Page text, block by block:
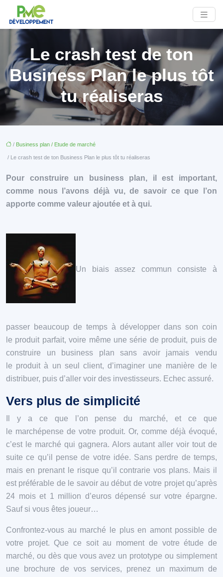
Le crash test de ton
Business Plan le plus tôt
tu réaliseras
/ Business plan / Etude de marché
/ Le crash test de ton Business Plan le plus tôt tu réaliseras
Pour construire un business plan, il est important,
comme nous l’avons déjà vu, de savoir ce que l’on
apporte comme valeur ajoutée et à qui.
Un biais assez commun consiste à
passer beaucoup de temps à développer dans son coin
le produit parfait, voire même une série de produit, puis de
construire un business plan sans avoir jamais vendu
le produit à un seul client, d’imaginer une manière de le
distribuer, puis d’aller voir des investisseurs. Echec assuré.
Vers plus de simplicité
Il y a ce que l’on pense du marché, et ce que
le marchépense de votre produit. Or, comme déjà évoqué,
c’est le marché qui gagnera. Alors autant aller voir tout de
suite ce qu’il pense de votre idée. Sans perdre de temps,
mais en prenant le risque qu’il contrarie vos plans. Mais il
est préférable de le savoir au début de votre projet qu’après
24 mois et 1 million d’euros dépensé sur votre épargne.
Sauf si vous êtes joueur…
Confrontez-vous au marché le plus en amont possible de
votre projet. Que ce soit au moment de votre étude de
marché, ou dès que vous avez un prototype ou simplement
une brochure de vos services, prenez un maximum de